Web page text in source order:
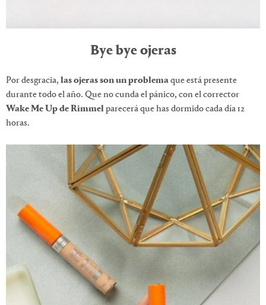
Bye bye ojeras
Por desgracia, las ojeras son un problemaque está presente
durante todo el año. Que no cunda el pánico, con el corrector
Wake Me Up de Rimmelparecerá que has dormido cada día 12
horas.